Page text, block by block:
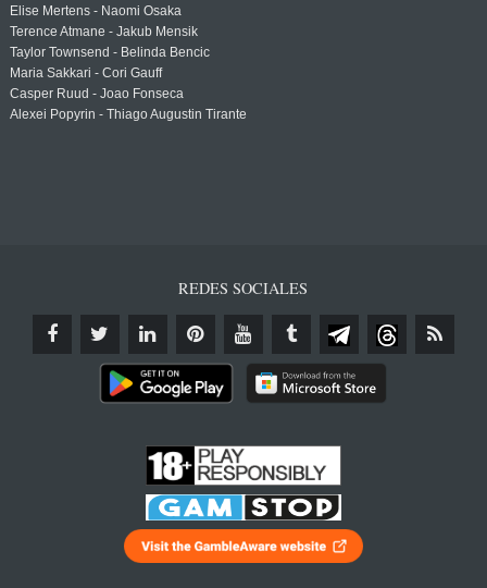
Elise Mertens - Naomi Osaka
Terence Atmane - Jakub Mensik
Taylor Townsend - Belinda Bencic
Maria Sakkari - Cori Gauff
Casper Ruud - Joao Fonseca
Alexei Popyrin - Thiago Augustin Tirante
REDES SOCIALES